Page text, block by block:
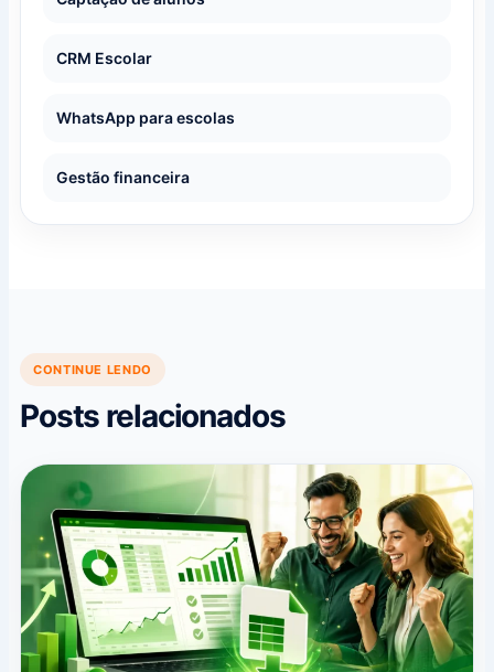
CRM Escolar
WhatsApp para escolas
Gestão financeira
CONTINUE LENDO
Posts relacionados